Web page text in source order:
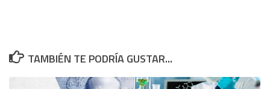
TAMBIÉN TE PODRÍA GUSTAR...